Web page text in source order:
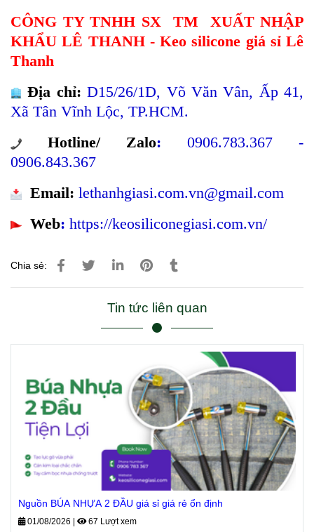
CÔNG TY TNHH SX TM XUẤT NHẬP
KHẨU LÊ THANH - Keo silicone giá sỉ Lê
Thanh
Địa chỉ: D15/26/1D, Võ Văn Vân, Ấp 41,
Xã Tân Vĩnh Lộc, TP.HCM.
Hotline/ Zalo: 0906.783.367 -
0906.843.367
Email: lethanhgiasi.com.vn@gmail.com
Web: https://keosiliconegiasi.com.vn/
Chia sẻ:
Tin tức liên quan
Nguồn BÚA NHỰA 2 ĐẦU giá sỉ giá rẻ ổn định
01/08/2026 | 67 Lượt xem